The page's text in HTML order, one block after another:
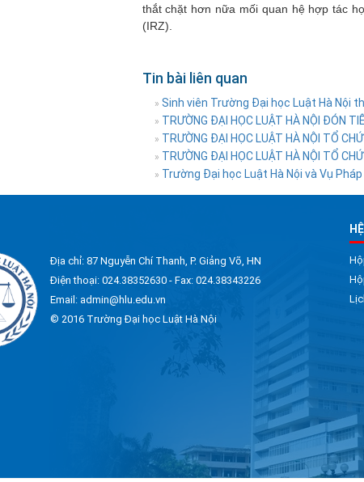
thắt chặt hơn nữa mối quan hệ hợp tác
(IRZ).
Tin bài liên quan
» Sinh viên Trường Đại học Luật Hà Nội
» TRƯỜNG ĐẠI HỌC LUẬT HÀ NỘI ĐÓN
» TRƯỜNG ĐẠI HỌC LUẬT HÀ NỘI TỔ
» TRƯỜNG ĐẠI HỌC LUẬT HÀ NỘI TỔ
» Trường Đại học Luật Hà Nội và Vụ
Địa chỉ: 87 Nguyễn Chí Thanh, P. Giảng Võ, HN
Điện thoại: 024.38352630 - Fax: 024.38343226
Email: admin@hlu.edu.vn
© 2016 Trường Đại học Luật Hà Nội